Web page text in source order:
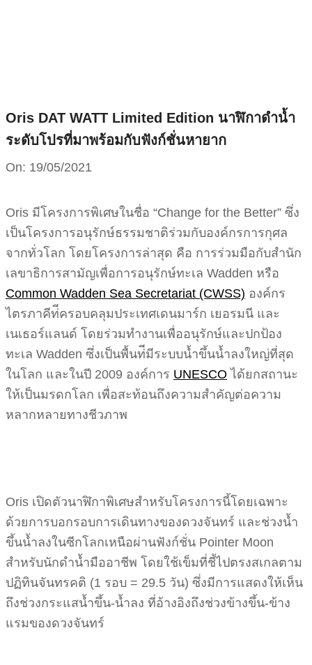
Oris DAT WATT Limited Edition นาฬิกาดำน้ำ
ระดับโปรที่มาพร้อมกับฟังก์ชั่นหายาก
On: 19/05/2021
Oris มีโครงการพิเศษในชื่อ “Change for the Better” ซึ่ง
เป็นโครงการอนุรักษ์ธรรมชาติร่วมกับองค์กรการกุศล
จากทั่วโลก โดยโครงการล่าสุด คือ การร่วมมือกับสำนัก
เลขาธิการสามัญเพื่อการอนุรักษ์ทะเล Wadden หรือ
Common Wadden Sea Secretariat (CWSS) องค์กร
ไตรภาคีท่ีครอบคลุมประเทศเดนมาร์ก เยอรมนี และ
เนเธอร์แลนด์ โดยร่วมทำงานเพื่ออนุรักษ์และปกป้อง
ทะเล Wadden ซึ่งเป็นพื้นท่ีมีระบบน้ำขึ้นน้ำลงใหญ่ที่สุด
ในโลก และในปี 2009 องค์การ UNESCO ได้ยกสถานะ
ให้เป็นมรดกโลก เพื่อสะท้อนถึงความสำคัญต่อความ
หลากหลายทางชีวภาพ
Oris เปิดตัวนาฬิกาพิเศษสำหรับโครงการนี้โดยเฉพาะ
ด้วยการบอกรอบการเดินทางของดวงจันทร์ และช่วงน้ำ
ขึ้นน้ำลงในซีกโลกเหนือผ่านฟังก์ชั่น Pointer Moon
สำหรับนักดำน้ำมืออาชีพ โดยใช้เข็มที่ชี้ไปตรงสเกลตาม
ปฏิทินจันทรคติ (1 รอบ = 29.5 วัน) ซึ่งมีการแสดงให้เห็น
ถึงช่วงกระแสน้ำขึ้น-น้ำลง ที่อ้างอิงถึงช่วงข้างขึ้น-ข้าง
แรมของดวงจันทร์